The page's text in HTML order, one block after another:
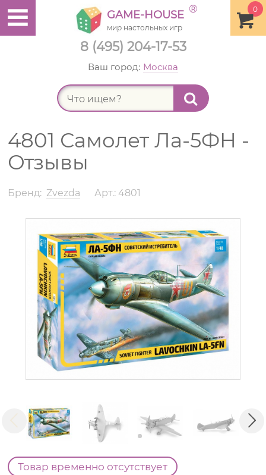
8 (495) 204-17-53
0
GAME-HOUSE ®
мир настольных игр
Ваш город: Москва
4801 Самолет Ла-5ФН -
Отзывы
Бренд: Zvezda Арт.: 4801
Товар временно отсутствует